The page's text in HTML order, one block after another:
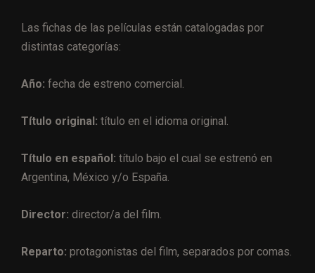
Las fichas de las películas están catalogadas por
distintas categorías:
Año: fecha de estreno comercial.
Título original: título en el idioma original.
Título en español: título bajo el cual se estrenó en
Argentina, México y/o España.
Director: director/a del film.
Reparto: protagonistas del film, separados por comas.